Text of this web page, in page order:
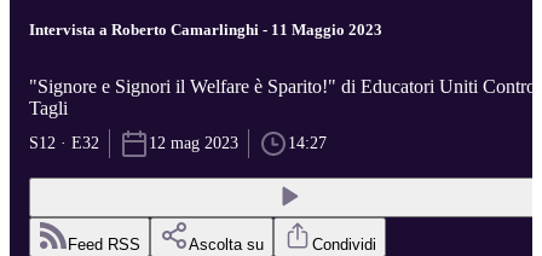
Intervista a Roberto Camarlinghi - 11 Maggio 2023
"Signore e Signori il Welfare è Sparito!" di Educatori Uniti Contro
Tagli
S12 · E32 12 mag 2023 14:27
Feed RSS Ascolta su Condividi